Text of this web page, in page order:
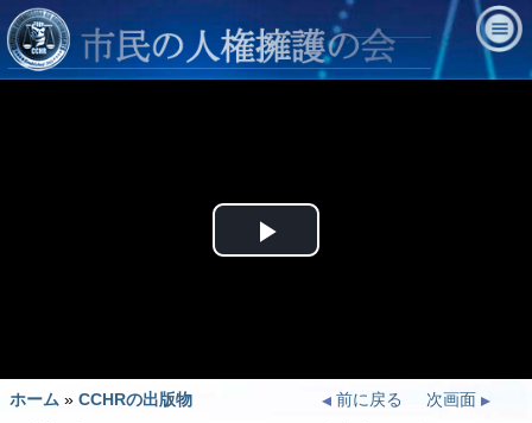
Play
ホーム » CCHRの出版物 次画面
前に戻る